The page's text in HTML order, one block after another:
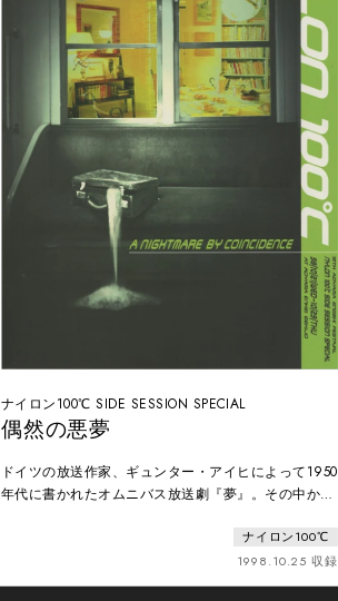
ナイロン100℃ SIDE SESSION SPECIAL
偶然の悪夢
ドイツの放送作家、ギュンター・アイヒによって1950
年代に書かれたオムニバス放送劇『夢』。その中から
ナルで書き下ろした３編を加えて上演。何十年も止ま
らない列車に閉じ込められて暮らしている家族の話
『列車』、ある三流小説家が死の世界を経験する
ナイロン100℃
1998.10.25 収録